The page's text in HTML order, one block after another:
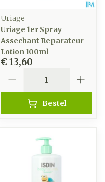
Uriage
Uriage 1er Spray
Assechant Reparateur
Lotion 100ml
€ 13,60
Bestel